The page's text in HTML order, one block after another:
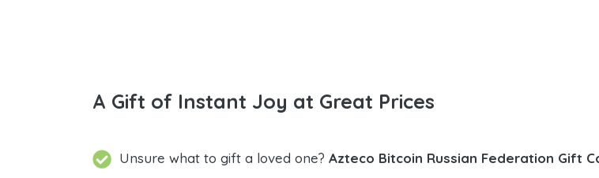
A Gift of Instant Joy at Great Prices
Unsure what to gift a loved one? Azteco Bitcoin Russian Federation Gift